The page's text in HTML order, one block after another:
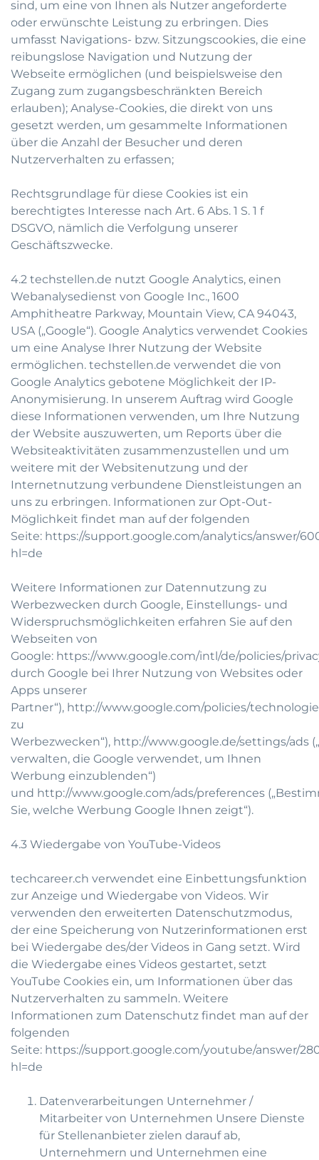
sind, um eine von Ihnen als Nutzer angeforderte
oder erwünschte Leistung zu erbringen. Dies
umfasst Navigations- bzw. Sitzungscookies, die eine
reibungslose Navigation und Nutzung der
Webseite ermöglichen (und beispielsweise den
Zugang zum zugangsbeschränkten Bereich
erlauben); Analyse-Cookies, die direkt von uns
gesetzt werden, um gesammelte Informationen
über die Anzahl der Besucher und deren
Nutzerverhalten zu erfassen;
Rechtsgrundlage für diese Cookies ist ein
berechtigtes Interesse nach Art. 6 Abs. 1 S. 1 f
DSGVO, nämlich die Verfolgung unserer
Geschäftszwecke.
4.2 techstellen.de nutzt Google Analytics, einen
Webanalysedienst von Google Inc., 1600
Amphitheatre Parkway, Mountain View, CA 94043,
USA („Google“). Google Analytics verwendet Cookies
um eine Analyse Ihrer Nutzung der Website
ermöglichen. techstellen.de verwendet die von
Google Analytics gebotene Möglichkeit der IP-
Anonymisierung. In unserem Auftrag wird Google
diese Informationen verwenden, um Ihre Nutzung
der Website auszuwerten, um Reports über die
Websiteaktivitäten zusammenzustellen und um
weitere mit der Websitenutzung und der
Internetnutzung verbundene Dienstleistungen an
uns zu erbringen. Informationen zur Opt-Out-
Möglichkeit findet man auf der folgenden
Seite: https://support.google.com/analytics/answer/
hl=de
Weitere Informationen zur Datennutzung zu
Werbezwecken durch Google, Einstellungs- und
Widerspruchsmöglichkeiten erfahren Sie auf den
Webseiten von
Google: https://www.google.com/intl/de/policies/
durch Google bei Ihrer Nutzung von Websites oder
Apps unserer
Partner“), http://www.google.com/policies/
zu
Werbezwecken“), http://www.google.de/settings/ads
verwalten, die Google verwendet, um Ihnen
Werbung einzublenden“)
und http://www.google.com/ads/preferences
Sie, welche Werbung Google Ihnen zeigt“).
4.3 Wiedergabe von YouTube-Videos
techcareer.ch verwendet eine Einbettungsfunktion
zur Anzeige und Wiedergabe von Videos. Wir
verwenden den erweiterten Datenschutzmodus,
der eine Speicherung von Nutzerinformationen erst
bei Wiedergabe des/der Videos in Gang setzt. Wird
die Wiedergabe eines Videos gestartet, setzt
YouTube Cookies ein, um Informationen über das
Nutzerverhalten zu sammeln. Weitere
Informationen zum Datenschutz findet man auf der
folgenden
Seite: https://support.google.com/youtube/answer/
hl=de
Datenverarbeitungen Unternehmer /
Mitarbeiter von Unternehmen Unsere Dienste
für Stellenanbieter zielen darauf ab,
Unternehmern und Unternehmen eine